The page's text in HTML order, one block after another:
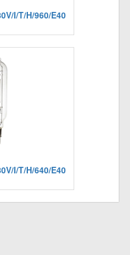
I/T/H/960/E40
I/T/H/640/E40